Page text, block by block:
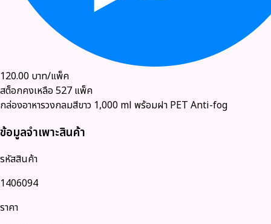
120.00 บาท/แพ็ค
สต็อกคงเหลือ 527 แพ็ค
กล่องอาหารวงกลมสีขาว 1,000 ml พร้อมฝา PET Anti-fog
ข้อมูลจำเพาะสินค้า
รหัสสินค้า
1406094
ราคา